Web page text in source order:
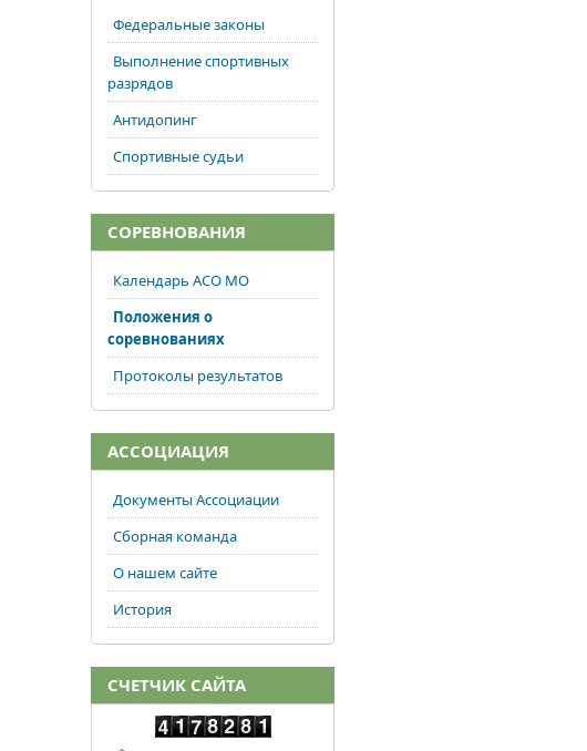
Федеральные законы
Выполнение спортивных
разрядов
Антидопинг
Спортивные судьи
СОРЕВНОВАНИЯ
Календарь АСО МО
Положения о
соревнованиях
Протоколы результатов
АССОЦИАЦИЯ
Документы Ассоциации
Сборная команда
О нашем сайте
История
СЧЕТЧИК САЙТА